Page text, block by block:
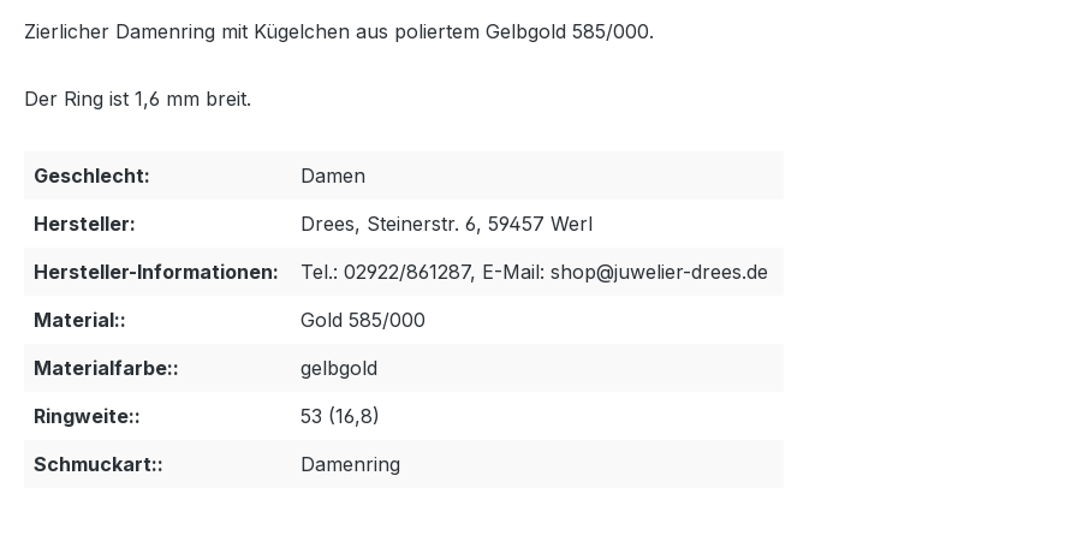
Zierlicher Damenring mit Kügelchen aus poliertem Gelbgold 585/000.
Der Ring ist 1,6 mm breit.
Geschlecht:
Damen
Hersteller:
Drees, Steinerstr. 6, 59457 Werl
Hersteller-Informationen:
Tel.: 02922/861287, E-Mail: shop@juwelier-drees.de
Material::
Gold 585/000
Materialfarbe::
gelbgold
Ringweite::
53 (16,8)
Schmuckart::
Damenring